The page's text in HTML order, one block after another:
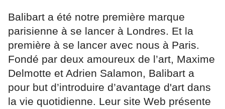
Balibart a été notre première marque
parisienne à se lancer à Londres. Et la
première à se lancer avec nous à Paris.
Fondé par deux amoureux de l’art, Maxime
Delmotte et Adrien Salamon, Balibart a
pour but d’introduire d’avantage d'art dans
la vie quotidienne. Leur site Web présente